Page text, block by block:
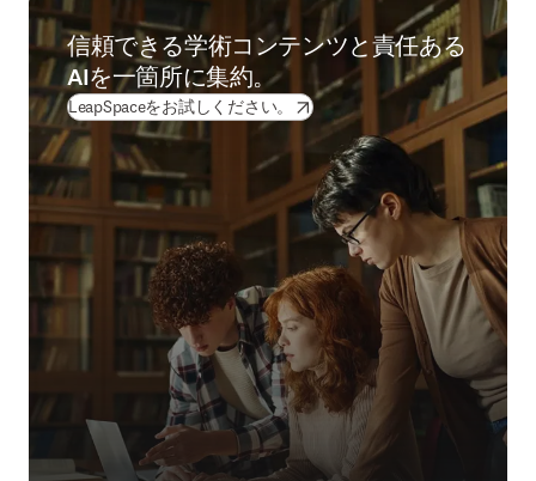
信頼できる学術コンテンツと責任ある
AIを一箇所に集約。
LeapSpaceをお試しください。 (新しいタブ／ウィンドウで開く